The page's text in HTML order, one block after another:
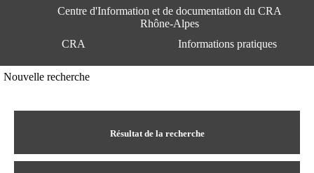
Centre d'Information et de documentation du CRA
Rhône-Alpes
CRA
Informations pratiques
Centre Hospitalier le Vinatier
Horaires
Nouvelle recherche
Résultat de la recherche
e
n
o
m